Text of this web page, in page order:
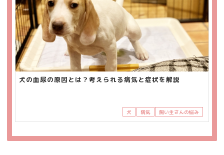
犬の血尿の原因とは？考えられる病気と症状を解説
犬 病気 飼い主さんの悩み